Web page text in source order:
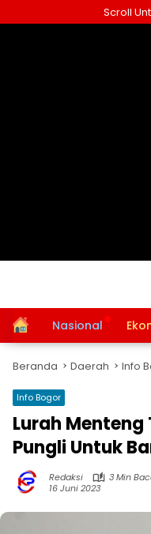
ke
Scroll
HomeNasional
Beranda Daerah Info
Info Bogor
Lurah
Pungli Untuk
Redaksi
3 Min
16 Juni 2023